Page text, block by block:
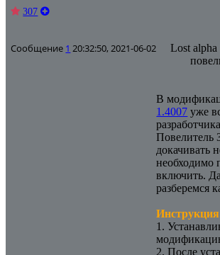
307
Сообщение 1 20:32:50, 2021-06-02
Lost alpha
В
1.4007 уже
Повелитель
докачивать
необходимо
включить.
разберемся
1.
2. После